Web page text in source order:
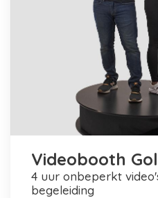
Videobooth
4 uur onbeperkt video's maken + personele
begeleiding